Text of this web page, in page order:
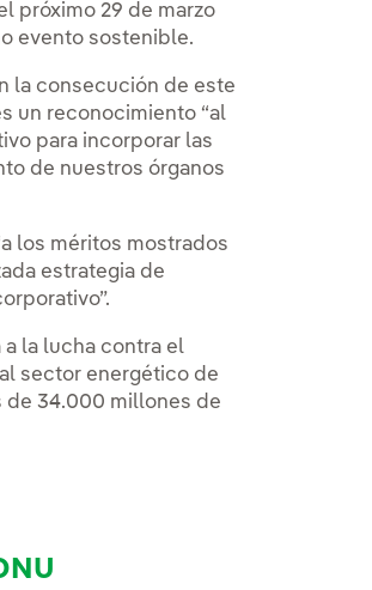
próximo 29 de marzo
evento sostenible.
la consecución de este
un reconocimiento “al
para incorporar las
de nuestros órganos
los méritos mostrados
estrategia de
la lucha contra el
sector energético de
de 34.000 millones de